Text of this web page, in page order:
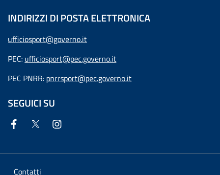
INDIRIZZI DI POSTA ELETTRONICA
ufficiosport@governo.it
PEC: ufficiosport@pec.governo.it
PEC PNRR: pnrrsport@pec.governo.it
SEGUICI SU
Contatti